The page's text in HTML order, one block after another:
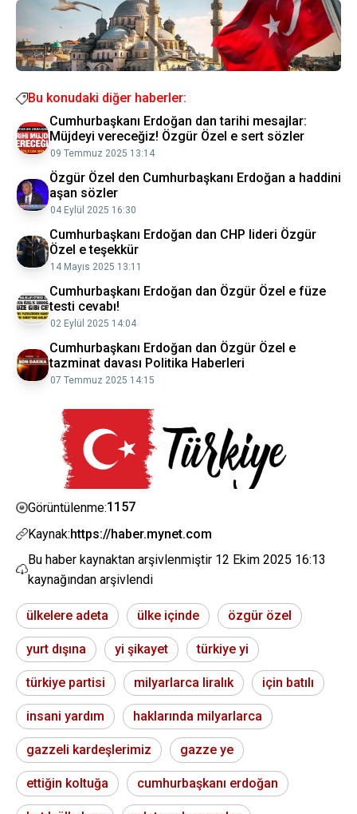
Bu konudaki diğer haberler:
Cumhurbaşkanı Erdoğan dan tarihi mesajlar:
Müjdeyi vereceğiz! Özgür Özel e sert sözler
09 Temmuz 2025 13:14
Özgür Özel den Cumhurbaşkanı Erdoğan a haddini
aşan sözler
04 Eylül 2025 16:30
Cumhurbaşkanı Erdoğan dan CHP lideri Özgür
Özel e teşekkür
14 Mayıs 2025 13:11
Cumhurbaşkanı Erdoğan dan Özgür Özel e füze
testi cevabı!
02 Eylül 2025 14:04
Cumhurbaşkanı Erdoğan dan Özgür Özel e
tazminat davası Politika Haberleri
07 Temmuz 2025 14:15
Görüntülenme:1157
Kaynak:https://haber.mynet.com
Bu haber kaynaktan arşivlenmiştir 12 Ekim 2025 16:13
kaynağından arşivlendi
ülkelere adeta ülke içinde özgür özel
yurt dışına yi şikayet türkiye yi
türkiye partisi milyarlarca liralık için batılı
insani yardım haklarında milyarlarca
gazzeli kardeşlerimiz gazze ye
ettiğin koltuğa cumhurbaşkanı erdoğan